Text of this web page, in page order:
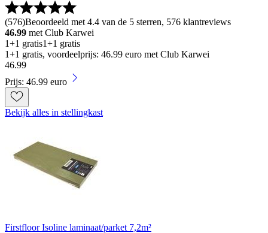
(576)Beoordeeld met 4.4 van de 5 sterren, 576 klantreviews
46.99 met Club Karwei
1+1 gratis1+1 gratis
1+1 gratis, voordeelprijs: 46.99 euro met Club Karwei
46.99
Prijs: 46.99 euro
Bekijk alles in stellingkast
Firstfloor Isoline laminaat/parket 7,2m²